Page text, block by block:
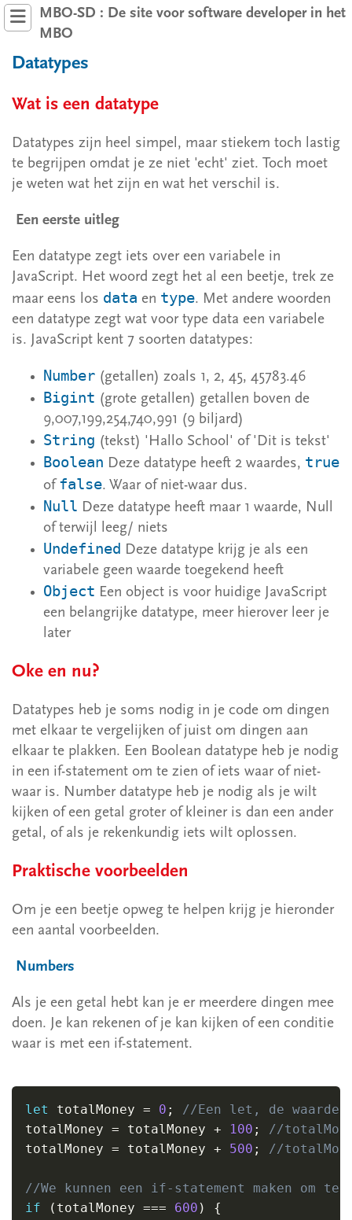
JavaScript
2 Basis JavaScript
2.1 Variabelen
2.2 Interactie
2.3 Datatypes
2.4 Rekenen en operatoren
2.5 Vergelijkingen
2.6 If-statement
2.6.1 Switch case
2.7 Loops (for/ while)
2.8 Arrays
2.8.1 Basis array
2.8.2 Array doorlopen
2.8.3 Array Functions
2.9 Functions
2.10 Objecten
2.10.1 De basis
2.10.2 Doorlopen
2.10.4 Functies & this
2.11 Classes
2.11.1 De basis
2.11.2 Functies &amp; this
2.12 Opdrachten hoofstuk 2
3 HTML & JavaScript
Symfony 6.4
Node.js
Overig
1 Voorbeelden
MBO-SD : De site voor software developer in het
MBO
Datatypes
Wat is een datatype
Datatypes zijn heel simpel, maar stiekem toch lastig
te begrijpen omdat je ze niet 'echt' ziet. Toch moet
je weten wat het zijn en wat het verschil is.
Een eerste uitleg
Een datatype zegt iets over een variabele in
JavaScript. Het woord zegt het al een beetje, trek ze
maar eens los data en type. Met andere woorden
een datatype zegt wat voor type data een variabele
is. JavaScript kent 7 soorten datatypes:
Number (getallen) zoals 1, 2, 45, 45783.46
Bigint (grote getallen) getallen boven de
9,007,199,254,740,991 (9 biljard)
String (tekst) 'Hallo School' of 'Dit is tekst'
Boolean Deze datatype heeft 2 waardes, true
of false. Waar of niet-waar dus.
Null Deze datatype heeft maar 1 waarde, Null
of terwijl leeg/ niets
Undefined Deze datatype krijg je als een
variabele geen waarde toegekend heeft
Object Een object is voor huidige JavaScript
een belangrijke datatype, meer hierover leer je
later
Oke en nu?
Datatypes heb je soms nodig in je code om dingen
met elkaar te vergelijken of juist om dingen aan
elkaar te plakken. Een Boolean datatype heb je nodig
in een if-statement om te zien of iets waar of niet-
waar is. Number datatype heb je nodig als je wilt
kijken of een getal groter of kleiner is dan een ander
getal, of als je rekenkundig iets wilt oplossen.
Praktische voorbeelden
Om je een beetje opweg te helpen krijg je hieronder
een aantal voorbeelden.
Numbers
Als je een getal hebt kan je er meerdere dingen mee
doen. Je kan rekenen of je kan kijken of een conditie
waar is met een if-statement.
let totalMoney = 0 ;
//Een let, de waarde
totalMoney = totalMoney + 100 ;
//
totalMoney = totalMoney + 500 ; //
//We kunnen een if-statement maken om
if
( totalMoney === 600 )
{